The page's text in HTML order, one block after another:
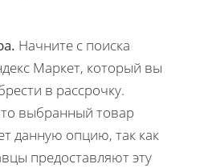
Начните с поиска
Маркет, который вы
в рассрочку.
выбранный товар
данную опцию, так как
предоставляют эту